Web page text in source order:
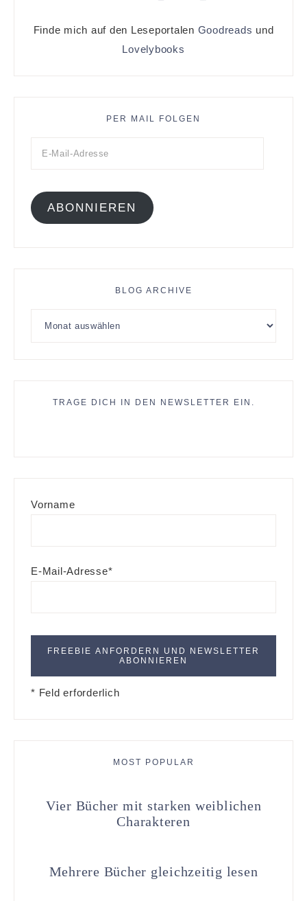
Finde mich auf den Leseportalen Goodreads und
Lovelybooks
PER MAIL FOLGEN
ABONNIEREN
BLOG ARCHIVE
TRAGE DICH IN DEN NEWSLETTER EIN.
Vorname
E-Mail-Adresse*
* Feld erforderlich
MOST POPULAR
Vier Bücher mit starken weiblichen
Charakteren
Mehrere Bücher gleichzeitig lesen